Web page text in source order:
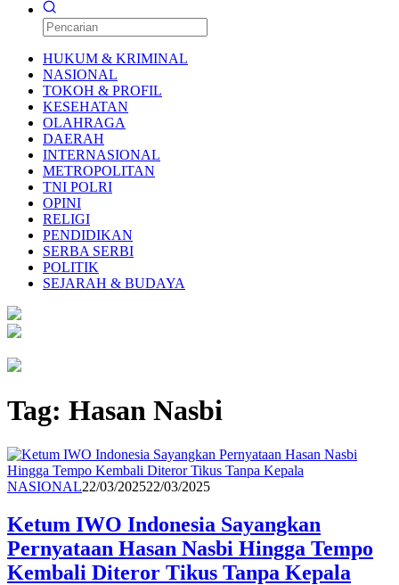
HUKUM & KRIMINAL
NASIONAL
TOKOH & PROFIL
KESEHATAN
OLAHRAGA
DAERAH
INTERNASIONAL
METROPOLITAN
TNI POLRI
OPINI
RELIGI
PENDIDIKAN
SERBA SERBI
POLITIK
SEJARAH & BUDAYA
Tag: Hasan Nasbi
NASIONALRedaksi
22/03/202522/03/2025
Ketum IWO Indonesia Sayangkan
Pernyataan Hasan Nasbi Hingga Tempo
Kembali Diteror Tikus Tanpa Kepala